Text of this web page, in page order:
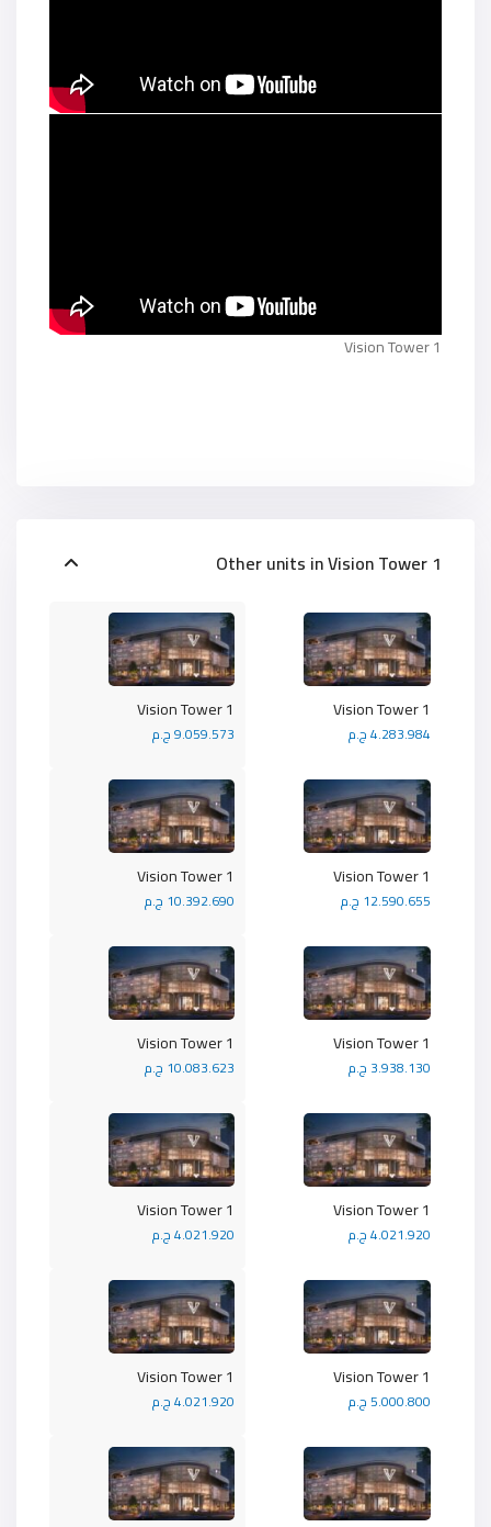
Vision Tower 1
Other units inVision Tower 1
Vision Tower 1
9.059.573 ج.م
Vision Tower 1
4.283.984 ج.م
Vision Tower 1
10.392.690 ج.م
Vision Tower 1
12.590.655 ج.م
Vision Tower 1
10.083.623 ج.م
Vision Tower 1
3.938.130 ج.م
Vision Tower 1
4.021.920 ج.م
Vision Tower 1
4.021.920 ج.م
Vision Tower 1
4.021.920 ج.م
Vision Tower 1
5.000.800 ج.م